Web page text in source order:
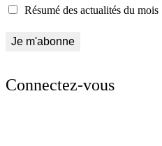
Résumé des actualités du mois
Connectez-vous